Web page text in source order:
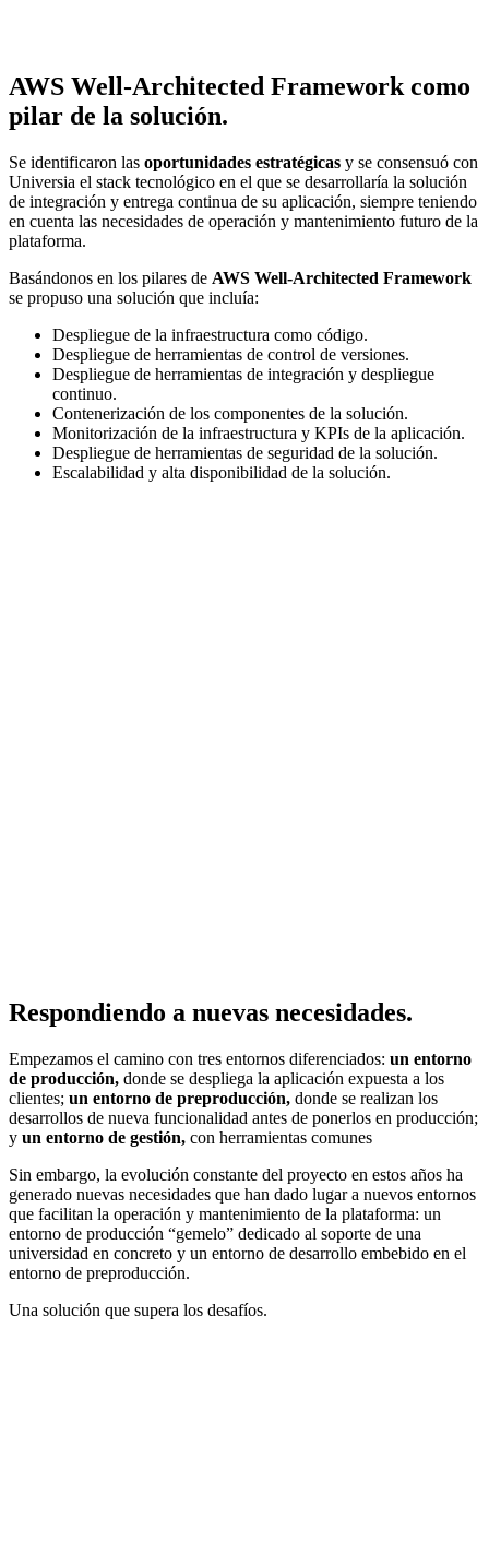
AWS Well-Architected Framework como
pilar de la solución.
Se identificaron las oportunidades estratégicas y se consensuó con
Universia el stack tecnológico en el que se desarrollaría la solución
de integración y entrega continua de su aplicación, siempre teniendo
en cuenta las necesidades de operación y mantenimiento futuro de la
plataforma.
Basándonos en los pilares de AWS Well-Architected Framework
se propuso una solución que incluía:
Despliegue de la infraestructura como código.
Despliegue de herramientas de control de versiones.
Despliegue de herramientas de integración y despliegue
continuo.
Contenerización de los componentes de la solución.
Monitorización de la infraestructura y KPIs de la aplicación.
Despliegue de herramientas de seguridad de la solución.
Escalabilidad y alta disponibilidad de la solución.
Respondiendo a nuevas necesidades.
Empezamos el camino con tres entornos diferenciados: un entorno
de producción, donde se despliega la aplicación expuesta a los
clientes; un entorno de preproducción, donde se realizan los
desarrollos de nueva funcionalidad antes de ponerlos en producción;
y un entorno de gestión, con herramientas comunes
Sin embargo, la evolución constante del proyecto en estos años ha
generado nuevas necesidades que han dado lugar a nuevos entornos
que facilitan la operación y mantenimiento de la plataforma: un
entorno de producción “gemelo” dedicado al soporte de una
universidad en concreto y un entorno de desarrollo embebido en el
entorno de preproducción.
Una solución que supera los desafíos.